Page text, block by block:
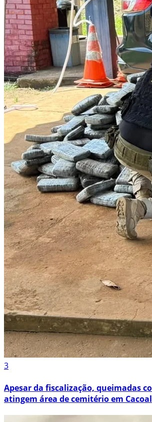
3
Apesar da fiscalização, queimadas
atingem área de cemitério em Cacoal